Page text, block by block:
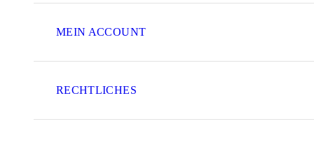
MEIN ACCOUNT
RECHTLICHES